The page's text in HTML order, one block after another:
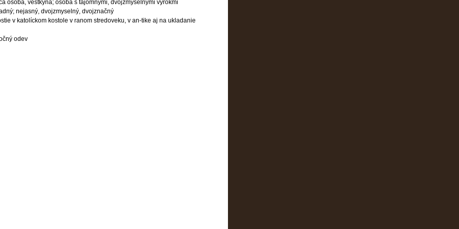
osoba, veštkyňa; osoba s tajomnými, dvojzmyselnými výrokmi
nejasný, dvojzmyselný, dvojznačný
v katolíckom kostole v ranom stredoveku, v an-tike aj na ukladanie
odev